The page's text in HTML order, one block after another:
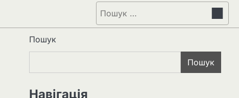
Пошук:
Пошук
Пошук
Навігація